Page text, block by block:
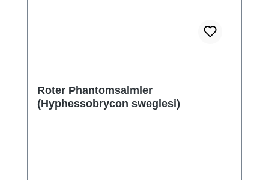
Roter Phantomsalmler
(Hyphessobrycon sweglesi)